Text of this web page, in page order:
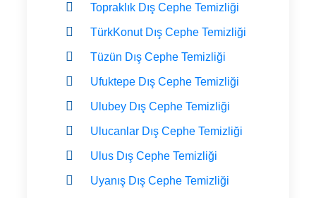
Topraklık Dış Cephe Temizliği
TürkKonut Dış Cephe Temizliği
Tüzün Dış Cephe Temizliği
Ufuktepe Dış Cephe Temizliği
Ulubey Dış Cephe Temizliği
Ulucanlar Dış Cephe Temizliği
Ulus Dış Cephe Temizliği
Uyanış Dış Cephe Temizliği